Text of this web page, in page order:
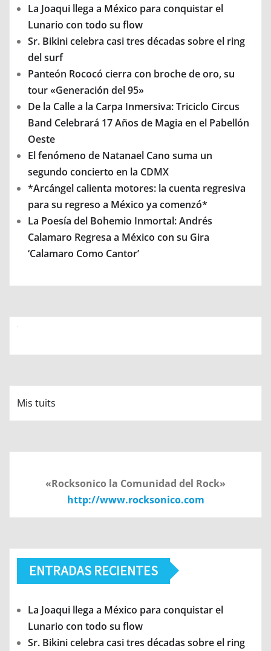
La Joaqui llega a México para conquistar el
Lunario con todo su flow
Sr. Bikini celebra casi tres décadas sobre el ring
del surf
Panteón Rococó cierra con broche de oro, su
tour «Generación del 95»
De la Calle a la Carpa Inmersiva: Triciclo Circus
Band Celebrará 17 Años de Magia en el Pabellón
Oeste
El fenómeno de Natanael Cano suma un
segundo concierto en la CDMX
*Arcángel calienta motores: la cuenta regresiva
para su regreso a México ya comenzó*
La Poesía del Bohemio Inmortal: Andrés
Calamaro Regresa a México con su Gira
‘Calamaro Como Cantor’
Mis tuits
«Rocksonico la Comunidad del Rock»
http://www.rocksonico.com
ENTRADAS RECIENTES
La Joaqui llega a México para conquistar el
Lunario con todo su flow
Sr. Bikini celebra casi tres décadas sobre el ring